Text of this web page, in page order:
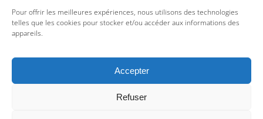
Pour offrir les meilleures expériences, nous utilisons des technologies
telles que les cookies pour stocker et/ou accéder aux informations des
appareils.
Accepter
Refuser